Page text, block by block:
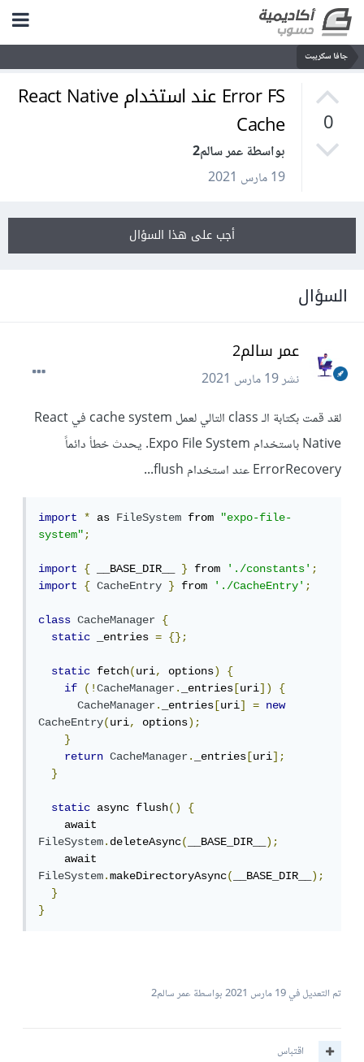
جافا سكريبت
0
Error FS عند استخدام React Native
Cache
بواسطة عمر سالم2
19 مارس 2021
أجب على هذا السؤال
السؤال
عمر سالم2
نشر19 مارس 2021
لقد قمت بكتابة الـ class التالي لعمل cache system في React
Native باستخدام Expo File System. يحدث خطأ دائماً
ErrorRecovery عند استخدام flush...
import * as FileSystem from "expo-file-
system";
import { __BASE_DIR__ } from './constants';
import
{ CacheEntry } from './CacheEntry';
class CacheManager
{
static
_entries = {};
static fetch(uri, options)
{
if
(!CacheManager. _entries [uri])
{
CacheManager. _entries [uri] =
new
CacheEntry(uri, options);
}
return
CacheManager. _entries [uri];
}
static async flush()
{
FileSystem.deleteAsync( __BASE_DIR__);
FileSystem.makeDirectoryAsync( __BASE_DIR__);
}
}
تم التعديل في19 مارس 2021 بواسطة عمر سالم2
اقتباس